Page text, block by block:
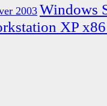
2003 Windows
XP